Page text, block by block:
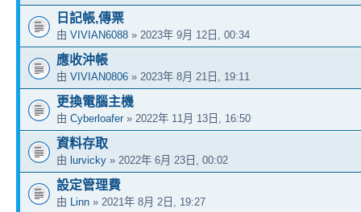
日記帳,傳票
由 VIVIAN6088 » 2023年 9月 12日, 00:34
應收沖帳
由 VIVIAN0806 » 2023年 8月 21日, 19:11
更換電腦主機
由 Cyberloafer » 2022年 11月 13日, 16:50
資料存取
由 lurvicky » 2022年 6月 23日, 00:02
設定管理費
由 Linn » 2021年 8月 2日, 19:27